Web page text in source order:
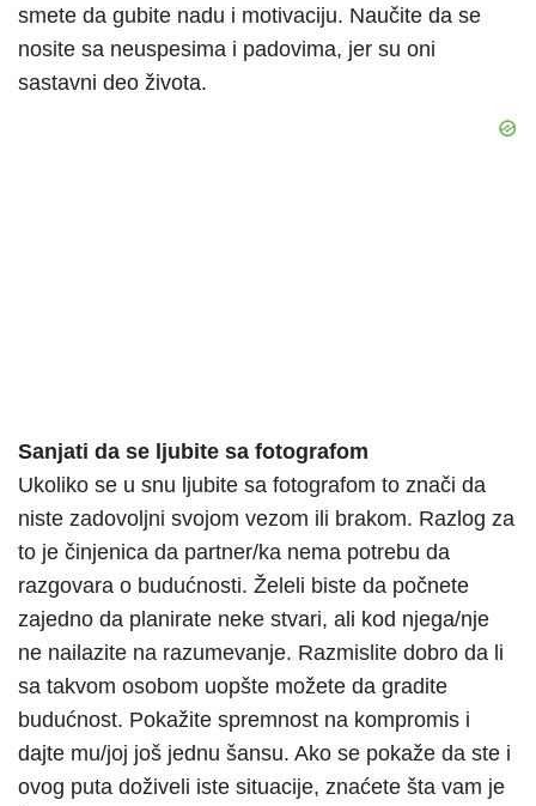
smete da gubite nadu i motivaciju. Naučite da se
nosite sa neuspesima i padovima, jer su oni
sastavni deo života.
Sanjati da se ljubite sa fotografom
Ukoliko se u snu ljubite sa fotografom to znači da
niste zadovoljni svojom vezom ili brakom. Razlog za
to je činjenica da partner/ka nema potrebu da
razgovara o budućnosti. Želeli biste da počnete
zajedno da planirate neke stvari, ali kod njega/nje
ne nailazite na razumevanje. Razmislite dobro da li
sa takvom osobom uopšte možete da gradite
budućnost. Pokažite spremnost na kompromis i
dajte mu/joj još jednu šansu. Ako se pokaže da ste i
ovog puta doživeli iste situacije, znaćete šta vam je